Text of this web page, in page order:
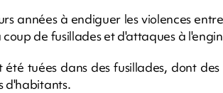
années à endiguer les violences
de fusillades et d'attaques à
été tuées dans des fusillades, dont
d'habitants.